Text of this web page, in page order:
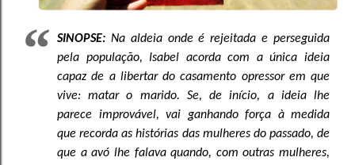
SINOPSE: Na aldeia onde é rejeitada e perseguida
pela população, Isabel acorda com a única ideia
capaz de a libertar do casamento opressor em que
vive: matar o marido. Se, de início, a ideia lhe
parece improvável, vai ganhando força à medida
que recorda as histórias das mulheres do passado, de
que a avó lhe falava quando, com outras mulheres,